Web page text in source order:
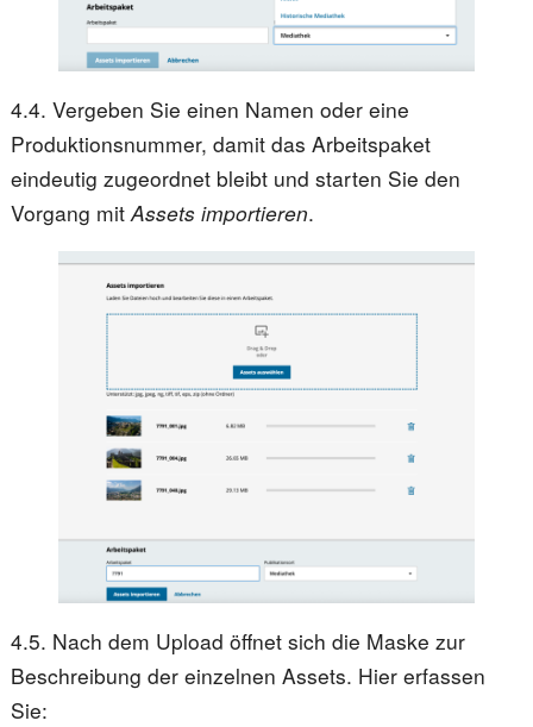
4.4. Vergeben Sie einen Namen oder eine
Produktionsnummer, damit das Arbeitspaket
eindeutig zugeordnet bleibt und starten Sie den
Vorgang mitAssets importieren.
4.5. Nach dem Upload öffnet sich die Maske zur
Beschreibung der einzelnen Assets. Hier erfassen
Sie: